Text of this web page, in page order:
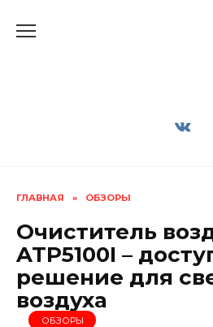
ГЛАВНАЯ » ОБЗОРЫ
Очиститель
ATP5100I –
решение для
воздуха
ОБЗОРЫ